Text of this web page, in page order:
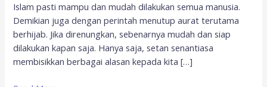
Islam pasti mampu dan mudah dilakukan semua manusia.
Demikian juga dengan perintah menutup aurat terutama
berhijab. Jika direnungkan, sebenarnya mudah dan siap
dilakukan kapan saja. Hanya saja, setan senantiasa
membisikkan berbagai alasan kepada kita […]